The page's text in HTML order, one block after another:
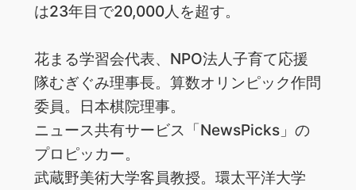
は23年目で20,000人を超す。
花まる学習会代表、NPO法人子育て応援
隊むぎぐみ理事長。算数オリンピック作問
委員。日本棋院理事。
ニュース共有サービス「NewsPicks」の
プロピッカー。
武蔵野美術大学客員教授。環太平洋大学